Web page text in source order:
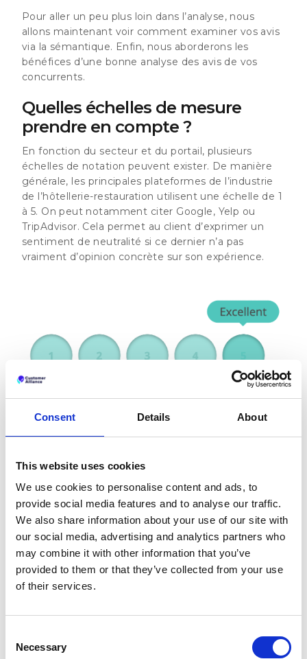
Consent Details About
This website uses cookies
We use cookies to personalise content and ads, to
provide social media features and to analyse our traffic.
We also share information about your use of our site with
our social media, advertising and analytics partners who
may combine it with other information that you’ve
provided to them or that they’ve collected from your use
of their services.
Selection
Necessary
Pour aller un peu plus loin dans l’analyse, nous
allons maintenant voir comment examiner vos avis
via la sémantique. Enfin, nous aborderons les
bénéfices d’une bonne analyse des avis de vos
concurrents.
Quelles échelles de mesure
prendre en compte ?
En fonction du secteur et du portail, plusieurs
échelles de notation peuvent exister. De manière
générale, les principales plateformes de l’industrie
de l’hôtellerie-restauration utilisent une échelle de 1
à 5. On peut notamment citer Google, Yelp ou
TripAdvisor. Cela permet au client d’exprimer un
sentiment de neutralité si ce dernier n’a pas
vraiment d’opinion concrète sur son expérience.
NPS(Net Promoter Score)
probabilité de recommander ou non une entreprise,
notation fait également partie des options
disponibles dans la solution Customer Alliance. Cela
pour donner aux entreprises (pas seulement les
hôtels et restaurants)plus de flexibilité dans
l’analyse de la satisfaction client.Votre stratégie de
satisfaction client possède désormais plusieurs
outils de mesure. Mais le plus important réside dans
les moyens mis en oeuvre pouraméliorer vos
performances. C’est pourquoi, chez Customer
Définissez des objectifs dans votre stratégie afin
de réponse.